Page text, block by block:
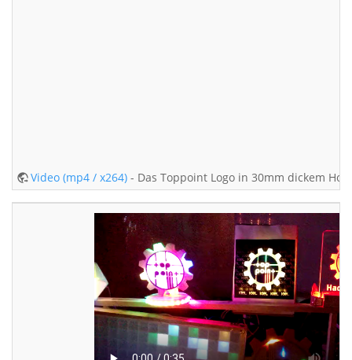
Video (mp4 / x264) - Das Toppoint Logo in 30mm dickem